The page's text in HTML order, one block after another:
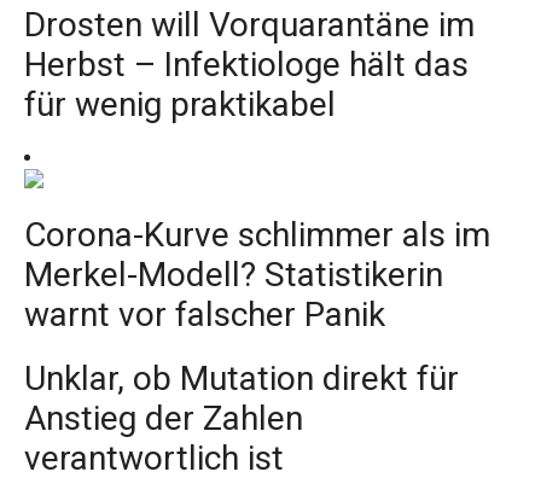
Drosten will Vorquarantäne im
Herbst – Infektiologe hält das
für wenig praktikabel
Corona-Kurve schlimmer als im
Merkel-Modell? Statistikerin
warnt vor falscher Panik
Unklar, ob Mutation direkt für
Anstieg der Zahlen
verantwortlich ist